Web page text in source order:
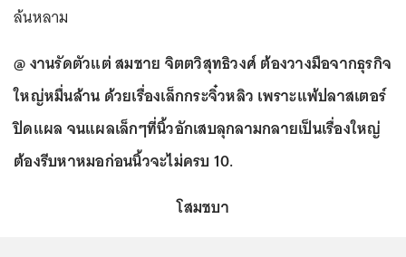
ล้นหลาม
@ งานรัดตัวแต่ สมชาย จิตตวิสุทธิวงศ์ ต้องวางมือจากธุรกิจ
ใหญ่หมื่นล้าน ด้วยเรื่องเล็กกระจิ๋วหลิว เพราะแพ้ปลาสเตอร์
ปิดแผล จนแผลเล็กๆที่นิ้วอักเสบลุกลามกลายเป็นเรื่องใหญ่
ต้องรีบหาหมอก่อนนิ้วจะไม่ครบ 10.
โสมชบา